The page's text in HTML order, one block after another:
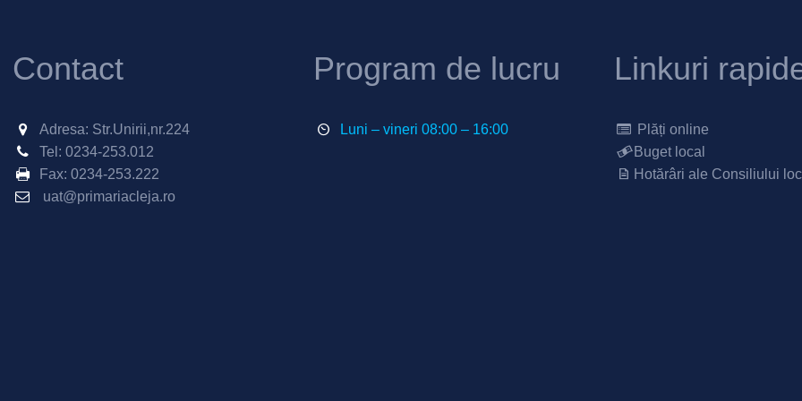
Contact
Adresa: Str.Unirii,nr.224
Tel: 0234-253.012
Fax: 0234-253.222
uat@primariacleja.ro
Program de lucru
Luni – vineri 08:00 – 16:00
Linkuri
Plăți online
Buget local
Hotărâri ale Consiliului